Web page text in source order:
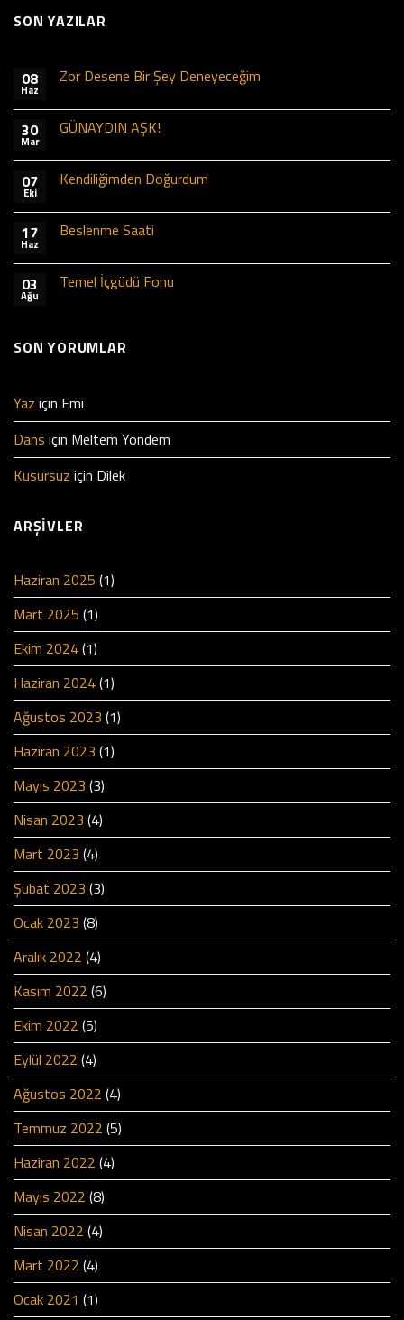
SON YAZILAR
08
Haz
Zor Desene Bir Şey Deneyeceğim
30
Mar
GÜNAYDIN AŞK!
07
Eki
Kendiliğimden Doğurdum
17
Haz
Beslenme Saati
03
Ağu
Temel İçgüdü Fonu
SON YORUMLAR
Yaz için Emi
Dans için Meltem Yöndem
Kusursuz için Dilek
ARŞIVLER
Haziran 2025 (1)
Mart 2025 (1)
Ekim 2024(1)
Haziran 2024(1)
Ağustos 2023 (1)
Haziran 2023 (1)
Mayıs 2023 (3)
Nisan 2023 (4)
Mart 2023 (4)
Şubat 2023 (3)
Ocak 2023 (8)
Aralık 2022 (4)
Kasım 2022 (6)
Ekim 2022 (5)
Eylül 2022 (4)
Ağustos 2022 (4)
Temmuz 2022 (5)
Haziran 2022 (4)
Mayıs 2022 (8)
Nisan 2022 (4)
Mart 2022 (4)
Ocak 2021 (1)